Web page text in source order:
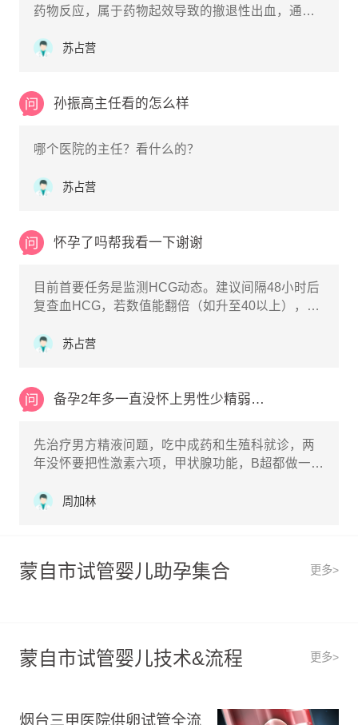
药物反应，属于药物起效导致的撤退性出血，通常
卵、降低体内雌激素水平，让卵巢和子宫内膜得到
起类似月经的出血。
苏占营
孙振高主任看的怎么样
哪个医院的主任？看什么的？
苏占营
怀孕了吗帮我看一下谢谢
目前首要任务是监测HCG动态。建议间隔48小时后
复查血HCG，若数值能翻倍（如升至40以上），则
率是药物代谢完毕。
苏占营
备孕2年多一直没怀上男性少精弱精症比较严重女
先治疗男方精液问题，吃中成药和生殖科就诊，两
年没怀要把性激素六项，甲状腺功能，B超都做一
周加林
蒙自市试管婴儿助孕集合 更多>
蒙自市试管婴儿技术&流程 更多>
烟台三甲医院供卵试管全流